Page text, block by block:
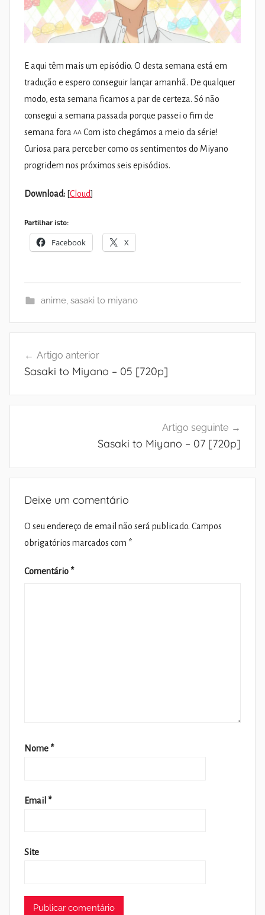
E aqui têm mais um episódio. O desta semana está em
tradução e espero conseguir lançar amanhã. De qualquer
modo, esta semana ficamos a par de certeza. Só não
consegui a semana passada porque passei o fim de
semana fora ^^ Com isto chegámos a meio da série!
Curiosa para perceber como os sentimentos do Miyano
progridem nos próximos seis episódios.
Download: [Cloud]
Partilhar isto:
Facebook X
anime, sasaki to miyano
de
Artigo anterior
Sasaki to Miyano – 05 [720p]
Artigo seguinte
Sasaki to Miyano – 07 [720p]
Deixe um comentário
O seu endereço de email não será publicado. Campos
obrigatórios marcados com *
Comentário *
Nome *
Email *
Site